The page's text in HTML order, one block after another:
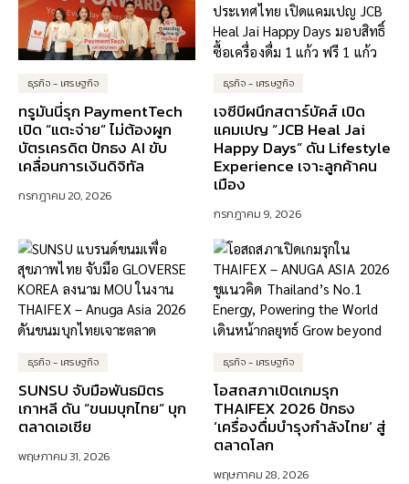
ธุรกิจ - เศรษฐกิจ
ทรูมันนี่รุก PaymentTech
เปิด “แตะจ่าย” ไม่ต้องผูก
บัตรเครดิต ปักธง AI ขับ
เคลื่อนการเงินดิจิทัล
กรกฎาคม 20, 2026
ธุรกิจ - เศรษฐกิจ
เจซีบีผนึกสตาร์บัคส์ เปิด
แคมเปญ “JCB Heal Jai
Happy Days” ดัน Lifestyle
Experience เจาะลูกค้าคน
เมือง
กรกฎาคม 9, 2026
ธุรกิจ - เศรษฐกิจ
SUNSU จับมือพันธมิตร
เกาหลี ดัน “ขนมบุกไทย” บุก
ตลาดเอเชีย
พฤษภาคม 31, 2026
ธุรกิจ - เศรษฐกิจ
โอสถสภาเปิดเกมรุก
THAIFEX 2026 ปักธง
‘เครื่องดื่มบำรุงกำลังไทย’ สู่
ตลาดโลก
พฤษภาคม 28, 2026